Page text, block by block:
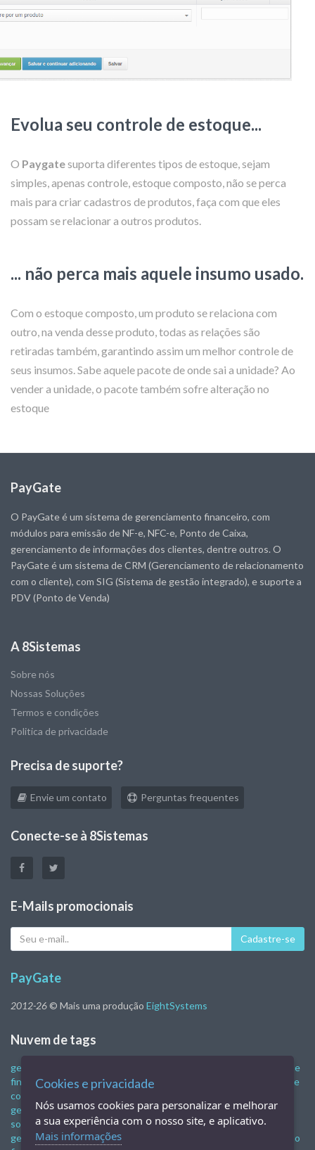
Evolua seu controle de estoque...
O Paygatesuporta diferentes tipos de estoque, sejam
simples, apenas controle, estoque composto, não se perca
mais para criar cadastros de produtos, faça com que eles
possam se relacionar a outros produtos.
... não perca mais aquele insumo usado.
Com o estoque composto, um produto se relaciona com
outro, na venda desse produto, todas as relações são
retiradas também, garantindo assim um melhor controle de
seus insumos. Sabe aquele pacote de onde sai a unidade? Ao
vender a unidade, o pacote também sofre alteração no
estoque
PayGate
O PayGate é um sistema de gerenciamento financeiro, com
módulos para emissão de NF-e, NFC-e, Ponto de Caixa,
gerenciamento de informações dos clientes, dentre outros. O
PayGate é um sistema de CRM (Gerenciamento de relacionamento
com o cliente), com SIG (Sistema de gestão integrado), e suporte a
PDV (Ponto de Venda)
A 8Sistemas
Sobre nós
Nossas Soluções
Termos e condições
Politica de privacidade
Precisa de suporte?
Envie um contato Perguntas frequentes
Conecte-se à 8Sistemas
E-Mails promocionais
Seu
e-
Cadastre-se
PayGate
2012-26 © Mais uma produção EightSystems
Nuvem de tags
gestão financeira
controle
financeiro empresarial sistema de gestão empresarial
programa de
controle financeiro
gestão empresarial software de gestão empresarial gratuito
software de gestão financeira gestão administrativa e financeira
gestão financeira empresarial
gestão
Cookies e privacidade
Nós usamos cookies para personalizar e melhorar
a sua experiência com o nosso site, e aplicativo.
Mais informações